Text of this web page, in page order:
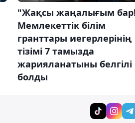
"Жақсы жаңалығым
Мемлекеттік білім
гранттары иегерлерінің
тізімі 7 тамызда
жарияланатыны белгілі
болды